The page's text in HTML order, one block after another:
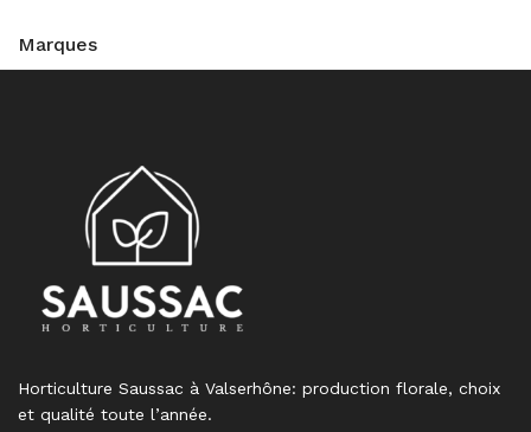
Marques
Horticulture Saussac à Valserhône: production florale, choix
et qualité toute l’année.